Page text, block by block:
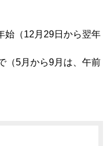
始（12月29日から翌年
（5月から9月は、午前